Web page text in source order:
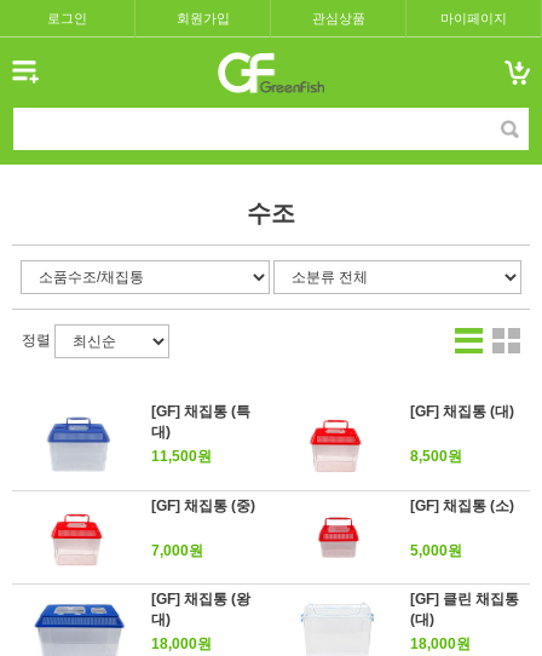
로그인 회원가입 관심상품 마이페이지
수조
정렬
[GF] 채집통 (특
대)
11,500원
[GF] 채집통 (대)
8,500원
[GF] 채집통 (중)
7,000원
[GF] 채집통 (소)
5,000원
[GF] 채집통 (왕
대)
18,000원
[GF] 클린 채집통
(대)
18,000원